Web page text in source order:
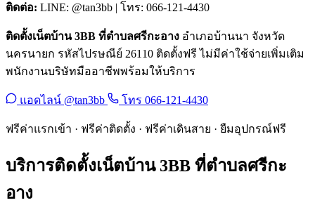
ติดต่อ: LINE: @tan3bb | โทร: 066-121-4430
ติดตั้งเน็ตบ้าน 3BB ที่ตำบลศรีกะอาง อำเภอบ้านนา จังหวัด
นครนายก รหัสไปรษณีย์ 26110 ติดตั้งฟรี ไม่มีค่าใช้จ่ายเพิ่มเติม
พนักงานบริษัทมืออาชีพพร้อมให้บริการ
แอดไลน์ @tan3bb โทร 066-121-4430
ฟรีค่าแรกเข้า · ฟรีค่าติดตั้ง · ฟรีค่าเดินสาย · ยืมอุปกรณ์ฟรี
บริการติดตั้งเน็ตบ้าน 3BB ที่ตำบลศรีกะ
อาง